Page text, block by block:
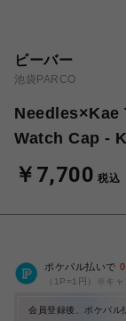
ビーバー
池袋PARCO
Needles×Kae
Watch Cap -
￥7,700 税込
ポケパル払いで 0
（1P=1円）※キャ
会員登録後、ポケパル